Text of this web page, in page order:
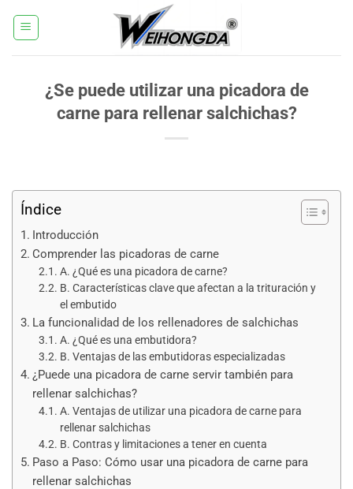
¿Se puede utilizar una picadora de
carne para rellenar salchichas?
Índice
Introducción
Comprender las picadoras de carne
A. ¿Qué es una picadora de carne?
B. Características clave que afectan a la trituración y
el embutido
La funcionalidad de los rellenadores de salchichas
A. ¿Qué es una embutidora?
B. Ventajas de las embutidoras especializadas
¿Puede una picadora de carne servir también para
rellenar salchichas?
A. Ventajas de utilizar una picadora de carne para
rellenar salchichas
B. Contras y limitaciones a tener en cuenta
Paso a Paso: Cómo usar una picadora de carne para
rellenar salchichas